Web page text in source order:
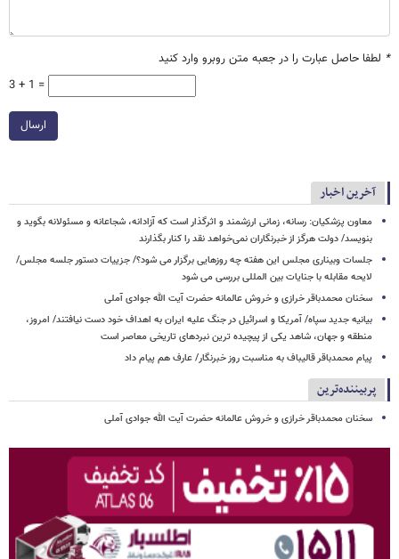
* لطفا حاصل عبارت را در جعبه متن روبرو وارد کنید
3 + 1 =
ارسال
آخرین اخبار
معاون پزشکیان: رسانه، زمانی ارزشمند و اثرگذار است که آزادانه، شجاعانه و مسئولانه بگوید و
بنویسد/ دولت هرگز از خبرنگاران نمی‌خواهد نقد را کنار بگذارند
جلسات وبیناری مجلس این هفته چه روزهایی برگزار می شود؟/ جزییات دستور جلسه مجلس/
لایحه مقابله با جنایات بین المللی بررسی می شود
سخنان محمدباقر خرازی و خروش عالمانه حضرت آیت الله جوادی آملی
بیانیه جدید سپاه/ آمریکا و اسرائیل در جنگ علیه ایران به اهداف خود دست نیافتند/ امروز،
منطقه و جهان، شاهد یکی از پیچیده ترین نبردهای تاریخی معاصر است
پیام محمدباقر قالیباف به مناسبت روز خبرنگار/ عارف هم پیام داد
پربیننده‌ترین
سخنان محمدباقر خرازی و خروش عالمانه حضرت آیت الله جوادی آملی